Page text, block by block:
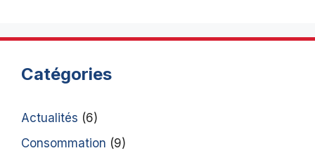
Catégories
Actualités (6)
Consommation (9)